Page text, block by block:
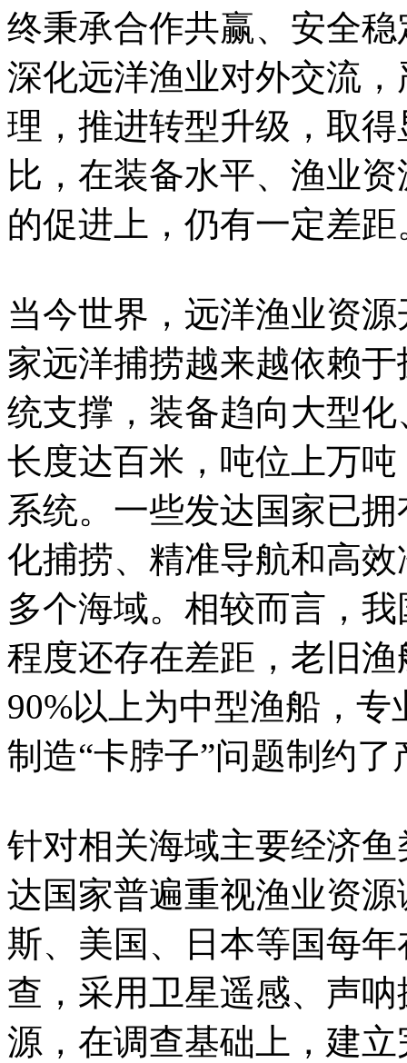
终秉承合作共赢、安全
深化远洋渔业对外交流
理，推进转型升级，取
比，在装备水平、渔业
的促进上，仍有一定差距
当今世界，远洋渔业资
家远洋捕捞越来越依赖
统支撑，装备趋向大型
长度达百米，吨位上万
系统。一些发达国家已
化捕捞、精准导航和高
多个海域。相较而言，
程度还存在差距，老旧
90%以上为中型渔船，
制造“卡脖子”问题制约
针对相关海域主要经济
达国家普遍重视渔业资
斯、美国、日本等国每
查，采用卫星遥感、声
源，在调查基础上，建